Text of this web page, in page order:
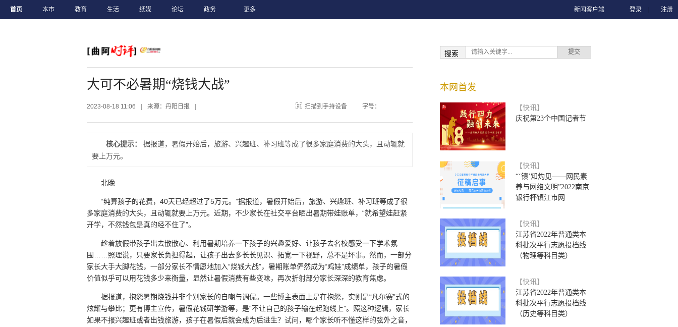
首页 本市 教育 生活 纸媒 论坛 政务 更多 新闻客户端 登录 注册
大可不必暑期“烧钱大战”
2023-08-18 11:06 来源：丹阳日报 扫描到手持设备 字号：
核心提示：
据报道，暑假开始后，旅游、兴趣班、补习班等成了很多家庭消费的大头，且动辄就
要上万元。
北晚
“纯算孩子的花费，40天已经超过了5万元。”据报道，暑假开始后，旅游、兴趣班、补习班等成了很
多家庭消费的大头，且动辄就要上万元。近期，不少家长在社交平台晒出暑期带娃账单，“就希望娃赶紧
开学，不然钱包是真的经不住了”。
趁着放假带孩子出去散散心、利用暑期培养一下孩子的兴趣爱好、让孩子去名校感受一下学术氛
围……照理说，只要家长负担得起，让孩子出去多长长见识、拓宽一下视野，总不是坏事。然而，一部分
家长大手大脚花钱，一部分家长不情愿地加入“烧钱大战”，暑期账单俨然成为“鸡娃”成绩单，孩子的暑假
价值似乎可以用花钱多少来衡量，显然让暑假消费有些变味，再次折射部分家长深深的教育焦虑。
据报道，抱怨暑期烧钱并非个别家长的自嘲与调侃。一些博主表面上是在抱怨，实则是“凡尔赛”式的
炫耀与攀比；更有博主宣传，暑假花钱研学游等，是“不让自己的孩子输在起跑线上”。照这种逻辑，家长
如果不报兴趣班或者出钱旅游，孩子在暑假后就会成为后进生？试问，哪个家长听不懂这样的弦外之音，
搜索
本网首发
【快讯】
庆祝第23个中国记者节
【快讯】
“‘镇’知灼见——网民素
养与网络文明”2022南京
银行杯镇江市网
【快讯】
江苏省2022年普通类本
科批次平行志愿投档线
（物理等科目类）
【快讯】
江苏省2022年普通类本
科批次平行志愿投档线
（历史等科目类）